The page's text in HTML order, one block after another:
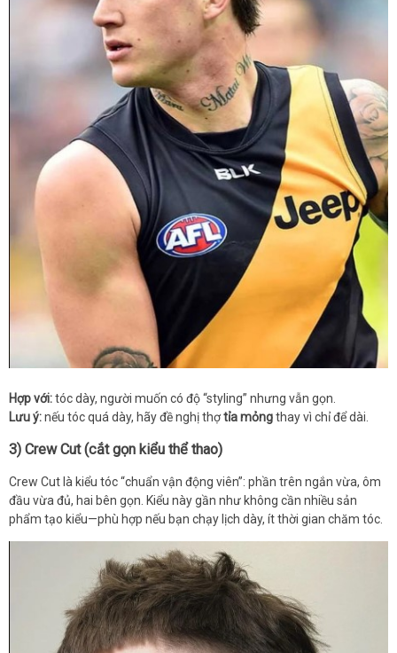
Hợp với:tóc dày, người muốn có độ “styling” nhưng vẫn gọn.
Lưu ý:nếu tóc quá dày, hãy đề nghị thợtỉa mỏngthay vì chỉ để dài.
3) Crew Cut (cắt gọn kiểu thể thao)
Crew Cut là kiểu tóc “chuẩn vận động viên”: phần trên ngắn vừa, ôm
đầu vừa đủ, hai bên gọn. Kiểu này gần như không cần nhiều sản
phẩm tạo kiểu—phù hợp nếu bạn chạy lịch dày, ít thời gian chăm tóc.